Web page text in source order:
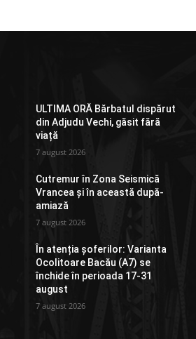
ULTIMA ORĂ Bărbatul dispărut
din Adjudu Vechi, găsit fără
viață
7 august 2026
Cutremur în Zona Seismică
Vrancea și în această după-
amiază
7 august 2026
În atenția șoferilor: Varianta
Ocolitoare Bacău (A7) se
închide în perioada 17-31
august
7 august 2026